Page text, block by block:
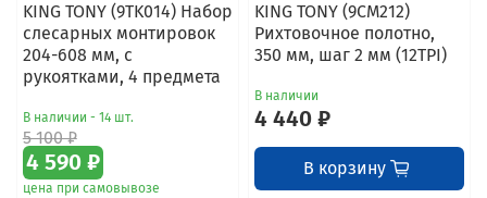
KING TONY (9TK014) Набор
слесарных монтировок
204-608 мм, с
рукоятками, 4 предмета
В наличии - 14 шт.
5 100 ₽
4 590 ₽
цена при самовывозе
KING TONY (9CM212)
Рихтовочное полотно,
350 мм, шаг 2 мм (12TPI)
В наличии
4 440 ₽
В корзину